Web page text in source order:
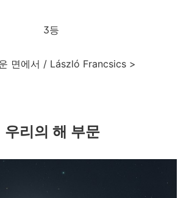
3등
면에서 / László Francsics >
우리의 해 부문